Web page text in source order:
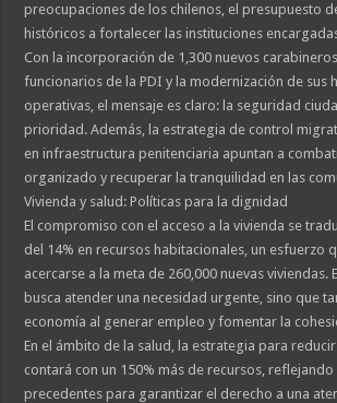
preocupaciones de los chilenos, el presupuesto
históricos a fortalecer las instituciones
Con la incorporación de 1,300 nuevos
funcionarios de la PDI y la modernización de sus
operativas, el mensaje es claro: la seguridad
prioridad. Además, la estrategia de control
en infraestructura penitenciaria apuntan a
organizado y recuperar la tranquilidad en las
Vivienda y salud: Políticas para la dignidad
El compromiso con el acceso a la vivienda se
del 14% en recursos habitacionales, un esfuerzo
acercarse a la meta de 260,000 nuevas viviendas.
busca atender una necesidad urgente, sino que
economía al generar empleo y fomentar la
En el ámbito de la salud, la estrategia para
contará con un 150% más de recursos,
precedentes para garantizar el derecho a una